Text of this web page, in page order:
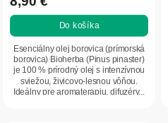
Do košíka
Esenciálny olej borovica (prímorská
borovica) Bioherba (Pinus pinaster)
je 100 % prírodný olej s intenzívnou
sviežou, živicovo-lesnou vôňou.
Ideálny pre aromaterapiu, difuzéry...